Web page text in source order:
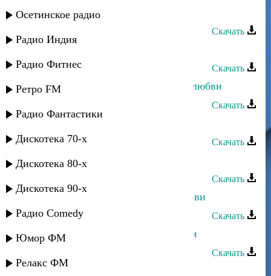
Осетинское радио
Радио Индия
Радио Фитнес
Ретро FM
Радио Фантастики
Дискотека 70-х
Дискотека 80-х
Дискотека 90-х
Радио Comedy
Юмор ФМ
Релакс ФМ
Азнаур - Вопреки любви
Скачать
Скачать
Тамерлан Хункенханов - История любви
Скачать
Магомед Османов - Океан любви
Скачать
Асадула Бахтанов - Крик любви
Скачать
Ульзана Максудова - Причина любви
Скачать
Хава Газахова - Нет сильнее любви
Скачать